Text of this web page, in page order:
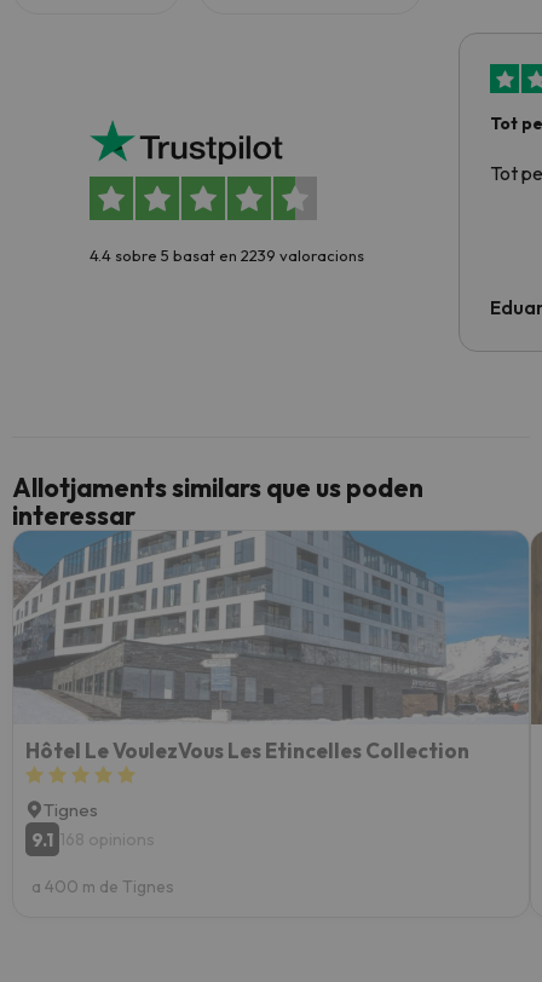
4.4 sobre 5 basat en 2239 valoracions
Tot
Tot
Allotjaments similars que us poden
interessar
Hôtel Le VoulezVous Les Etincelles Collection
Tignes
9.1 168 opinions
a 400 m de Tignes